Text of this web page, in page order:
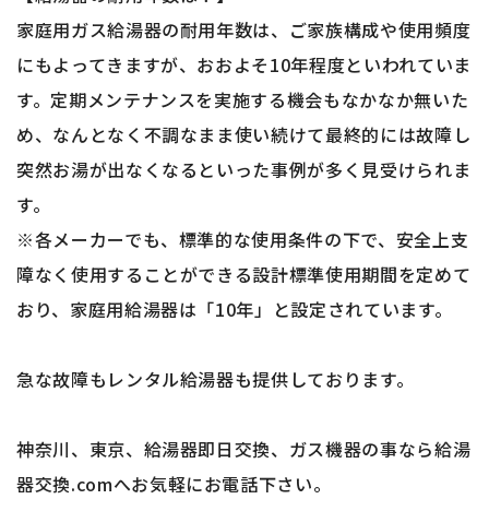
家庭用ガス給湯器の耐用年数は、ご家族構成や使用頻度
にもよってきますが、おおよそ10年程度といわれていま
す。定期メンテナンスを実施する機会もなかなか無いた
め、なんとなく不調なまま使い続けて最終的には故障し
突然お湯が出なくなるといった事例が多く見受けられま
す。
※各メーカーでも、標準的な使用条件の下で、安全上支
障なく使用することができる設計標準使用期間を定めて
おり、家庭用給湯器は「10年」と設定されています。
急な故障もレンタル給湯器も提供しております。
神奈川、東京、給湯器即日交換、ガス機器の事なら給湯
器交換.comへお気軽にお電話下さい。